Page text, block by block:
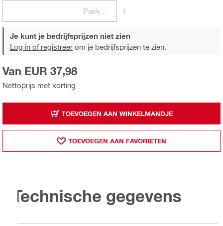
1
Je kunt je bedrijfsprijzen niet zien
Log in of registreer om je bedrijfsprijzen te zien.
Nettoprijs met korting
Van EUR 37,98
TOEVOEGEN AAN WINKELMANDJE
TOEVOEGEN AAN FAVORIETEN
Technische gegevens